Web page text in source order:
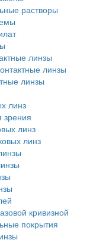
растворы
линзы
линзы
линзы
линз
зрения
линз
линз
кривизной
покрытия